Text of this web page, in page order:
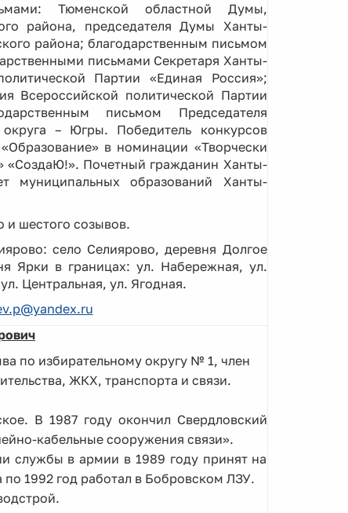
Тюменской областной Думы,
района, председателя Думы Ханты-
района; благодарственным письмом
письмами Секретаря Ханты-
Партии «Единая Россия»;
Всероссийской политической Партии
письмом Председателя
– Югры. Победитель конкурсов
в номинации «Творчески
«СоздаЮ!». Почетный гражданин Ханты-
муниципальных образований Ханты-
и шестого созывов.
село Селиярово, деревня Долгое
Ярки в границах: ул. Набережная, ул.
Центральная, ул. Ягодная.
по избирательному округу № 1, член
ЖКХ, транспорта и связи.
В 1987 году окончил Свердловский
кабельные сооружения связи».
службы в армии в 1989 году принят на
по 1992 год работал в Бобровском ЛЗУ.